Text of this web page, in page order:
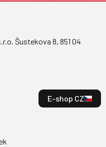
Šustekova 8, 851 04
E-shop CZ